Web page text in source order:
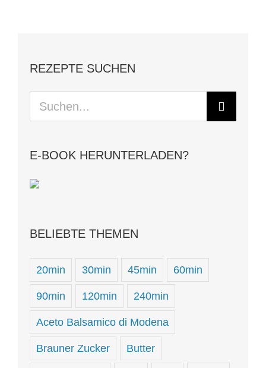
REZEPTE SUCHEN
Suche
nach:
E-BOOK HERUNTERLADEN?
BELIEBTE THEMEN
20min 30min 45min 60min
90min 120min 240min
Aceto Balsamico di Modena
Brauner Zucker Butter